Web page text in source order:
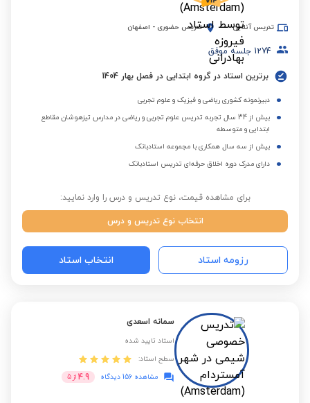
تدریس آنلاین تدریس حضوری - اصفهان
1274 جلسه موفق
برترین استاد در گروه ابتدایی در فصل بهار 1404
دبیرنمونه کشوری ریاضی و فیزیک و علوم تجربی
بیش از 34 سال تجربه تدریس علوم تجربی و ریاضی در مدارس تیزهوشان مقاطع
ابتدایی و متوسطه
بیش از سه سال همکاری با مجموعه استادبانک
دارای مدرک دوره اخلاق حرفه‌ای تدریس استادبانک
برای مشاهده قیمت، نوع تدریس و درس را وارد نمایید:
انتخاب نوع تدریس و درس
رزومه استاد انتخاب استاد
سمانه اسعدی
استاد تایید شده
سطح استاد:
مشاهده 156 دیدگاه
4.9 از 5